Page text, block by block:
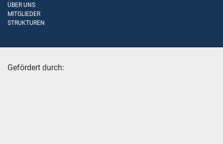
ÜBER UNS
MITGLIEDER
STRUKTUREN
Gefördert durch: